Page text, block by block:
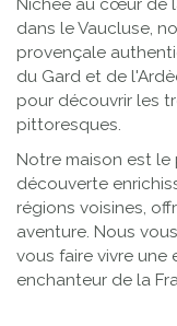
Nichée au cœur de
dans le Vaucluse,
provençale
du Gard et de
pour découvrir les
pittoresques.
Notre maison est
découverte
régions voisines,
aventure. Nous
vous faire vivre une
enchanteur de la